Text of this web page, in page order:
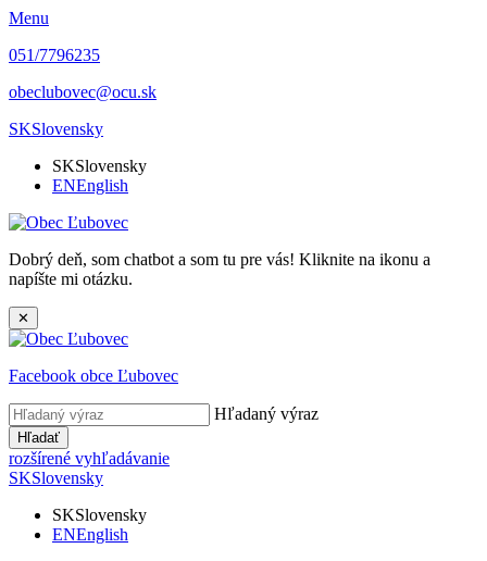
Menu
051/7796235
obeclubovec@ocu.sk
SKSlovensky
SKSlovensky
ENEnglish
Dobrý deň, som chatbot a som tu pre vás! Kliknite na ikonu a
napíšte mi otázku.
✕
Facebook obce Ľubovec
Hľadaný výraz
Hľadať
rozšírené vyhľadávanie
SKSlovensky
SKSlovensky
ENEnglish